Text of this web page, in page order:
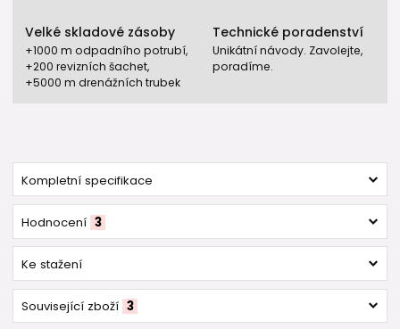
Velké skladové zásoby
+1000 m odpadního potrubí,
+200 revizních šachet,
+5000 m drenážních trubek
Technické poradenství
Unikátní návody. Zavolejte,
poradíme.
Kompletní specifikace
Hodnocení 3
Ke stažení
Související zboží 3